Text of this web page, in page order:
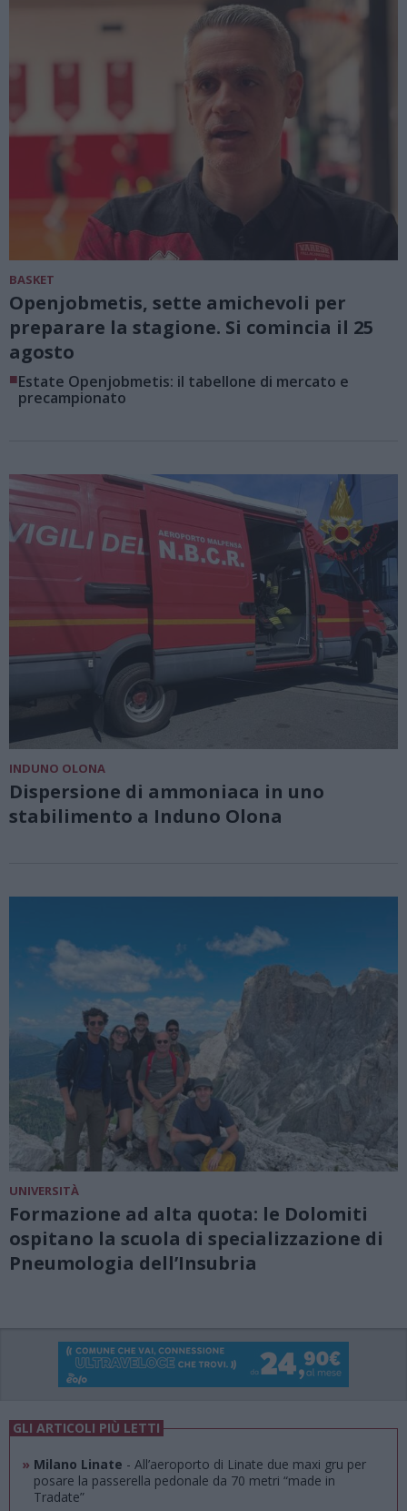
BASKET
Openjobmetis, sette amichevoli per
preparare la stagione. Si comincia il 25
agosto
■Estate Openjobmetis: il tabellone di mercato e
precampionato
INDUNO OLONA
Dispersione di ammoniaca in uno
stabilimento a Induno Olona
UNIVERSITÀ
Formazione ad alta quota: le Dolomiti
ospitano la scuola di specializzazione di
Pneumologia dell’Insubria
GLI ARTICOLI PIÙ LETTI
» Milano Linate - All’aeroporto di Linate due maxi gru per
posare la passerella pedonale da 70 metri “made in
Tradate”